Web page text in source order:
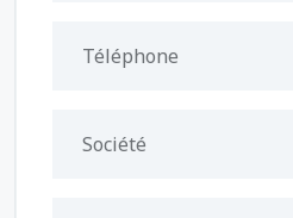
Téléphone
Société